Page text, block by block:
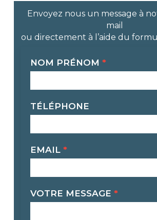
Envoyez nous un message à
mail
ou directement à l’aide du
Contact
NOM PRÉNOM *
TÉLÉPHONE
EMAIL *
VOTRE MESSAGE *